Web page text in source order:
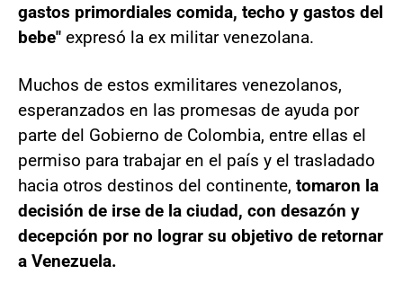
gastos primordiales comida, techo y gastos del
bebe" expresó la ex militar venezolana.
Muchos de estos exmilitares venezolanos,
esperanzados en las promesas de ayuda por
parte del Gobierno de Colombia, entre ellas el
permiso para trabajar en el país y el trasladado
hacia otros destinos del continente, tomaron la
decisión de irse de la ciudad, con desazón y
decepción por no lograr su objetivo de retornar
a Venezuela.